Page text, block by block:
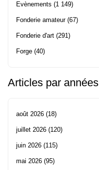
Evènements (1 149)
Fonderie amateur(67)
Fonderie d'art (291)
Forge (40)
Articles par années
août 2026 (18)
juillet 2026 (120)
juin 2026 (115)
mai 2026 (95)